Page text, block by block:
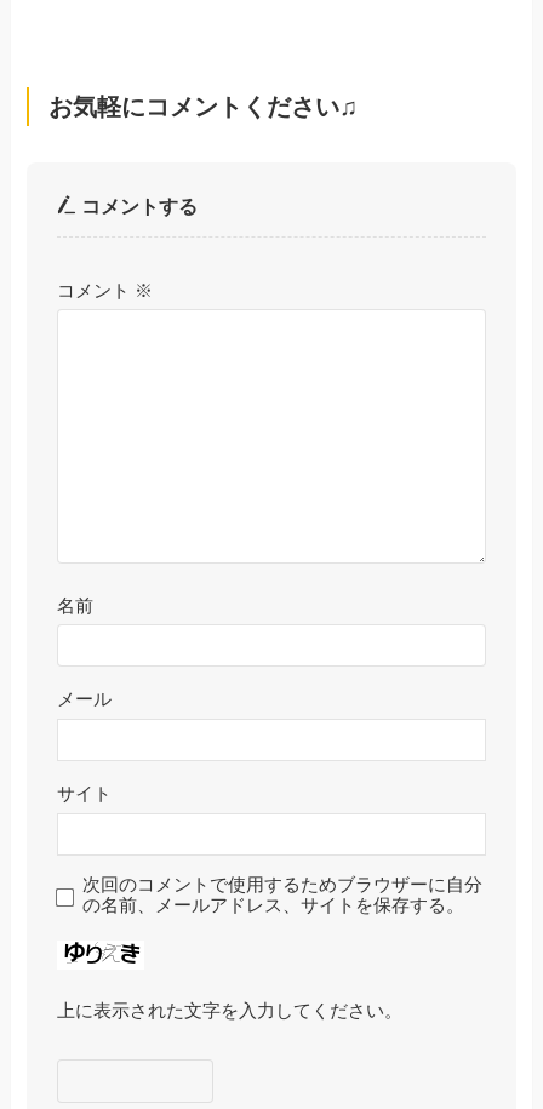
お気軽にコメントください♫
コメントする
コメント ※
名前
メール
サイト
次回のコメントで使用するためブラウザーに自分
の名前、メールアドレス、サイトを保存する。
上に表示された文字を入力してください。